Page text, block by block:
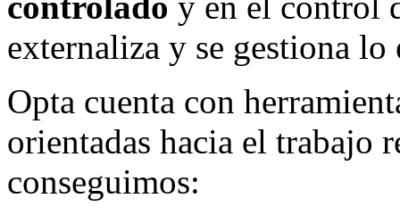
externaliza y se gestiona lo
Opta cuenta con
orientadas hacia el trabajo
conseguimos: